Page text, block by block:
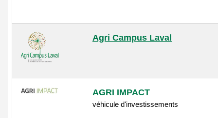
Agri Campus Laval
AGRI IMPACT
véhicule d'investissements